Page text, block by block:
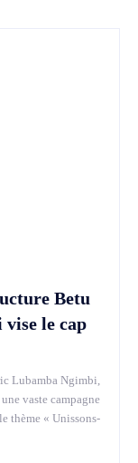
Betu
le cap
Lubamba Ngimbi,
vaste campagne
thème « Unissons-